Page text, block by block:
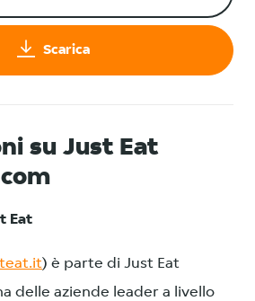
Scarica
su Just Eat
Eat
) è parte di Just Eat
delle aziende leader a livello